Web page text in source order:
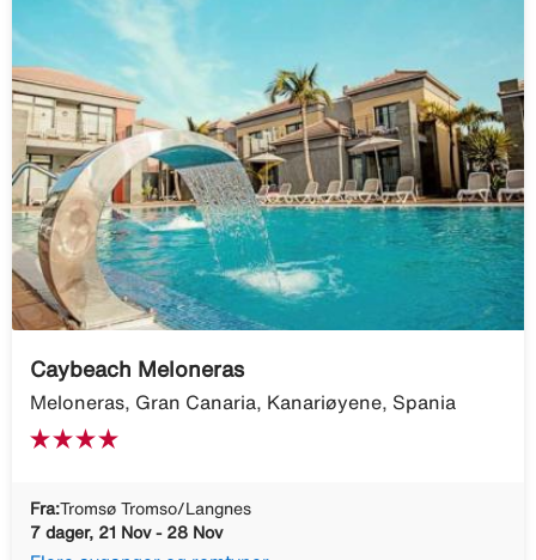
Caybeach Meloneras
Meloneras, Gran Canaria, Kanariøyene, Spania
Fra:Tromsø Tromso/Langnes
7 dager, 21 Nov - 28 Nov